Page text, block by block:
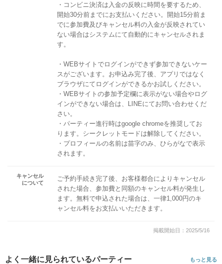
・コンビニ決済は入金の反映に時間を要するため、
開始30分前までにお支払いください。開始15分前ま
でに参加費及びキャンセル料の入金が反映されてい
ない場合はシステムにて自動的にキャンセルされま
す。
・WEBサイトでログインができず参加できないケー
スがございます。お申込み完了後、アプリではなく
ブラウザにてログインができるかお試しください。
・WEBサイトの参加予定欄に表示がない場合やログ
インができない場合は、LINEにてお問い合わせくだ
さい。
・パーティー進行時はgoogle chromeを推奨してお
ります。シークレットモードは解除してください。
・プロフィールの名前は苗字のみ、ひらがなで表示
されます。
キャンセル
について
ご予約手続き完了後、お客様都合によりキャンセル
された場合、参加費と同額のキャンセル料が発生し
ます。無料で申込された場合は、一律1,000円のキ
ャンセル料をお支払いいただきます。
掲載開始日：2025/5/16
よく一緒に見られているパーティー もっと見る